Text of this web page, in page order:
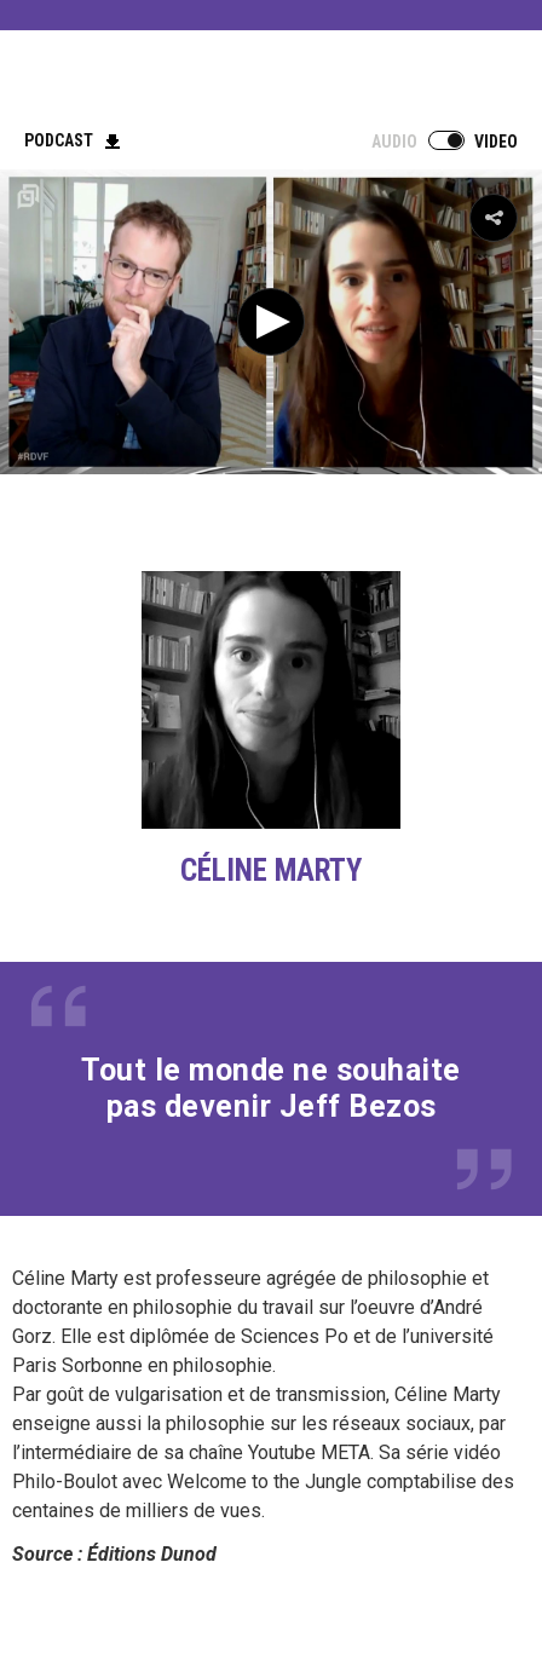
PODCAST AUDIO VIDEO
CÉLINE MARTY
Tout le monde ne souhaite
pas devenir Jeff Bezos
Céline Marty est professeure agrégée de philosophie et
doctorante en philosophie du travail sur l’oeuvre d’André
Gorz. Elle est diplômée de Sciences Po et de l’université
Paris Sorbonne en philosophie.
Par goût de vulgarisation et de transmission, Céline Marty
enseigne aussi la philosophie sur les réseaux sociaux, par
l’intermédiaire de sa chaîne Youtube META. Sa série vidéo
Philo-Boulot avec Welcome to the Jungle comptabilise des
centaines de milliers de vues.
Source : Éditions Dunod